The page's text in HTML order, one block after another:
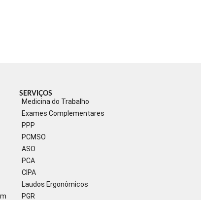
SERVIÇOS
Medicina do Trabalho
Exames Complementares
PPP
PCMSO
ASO
PCA
CIPA
Laudos Ergonômicos
PGR